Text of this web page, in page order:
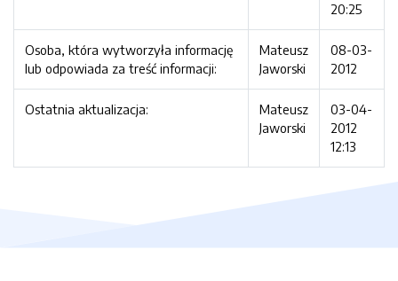
20:25
Osoba, która wytworzyła informację
lub odpowiada za treść informacji:
Mateusz
Jaworski
08-03-
2012
Ostatnia aktualizacja:
Mateusz
Jaworski
03-04-
2012
12:13